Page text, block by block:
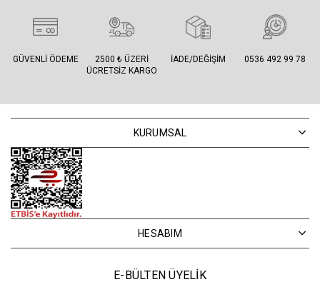
GÜVENLI ÖDEME
2500 ₺ ÜZERI
ÜCRETSIZ KARGO
İADE/DEĞIŞIM 0536 492 99 78
KURUMSAL
HESABIM
E-BÜLTEN ÜYELİK